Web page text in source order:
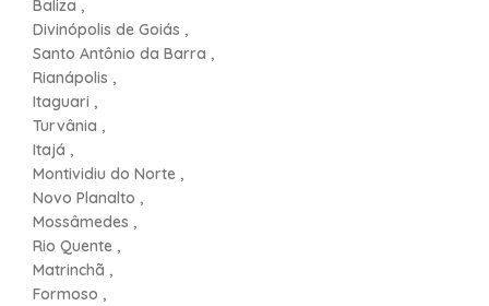
Baliza ,
Divinópolis de Goiás ,
Santo Antônio da Barra ,
Rianápolis ,
Itaguari ,
Turvânia ,
Itajá ,
Montividiu do Norte ,
Novo Planalto ,
Mossâmedes ,
Rio Quente ,
Matrinchã ,
Formoso ,